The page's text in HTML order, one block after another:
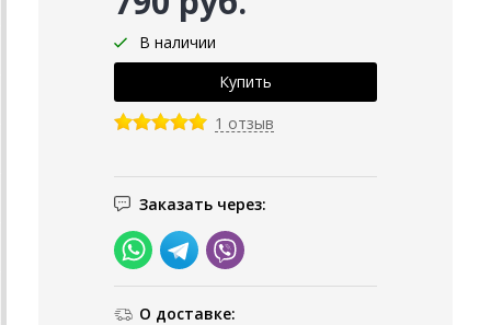
В наличии
1 отзыв
Заказать через:
О доставке: